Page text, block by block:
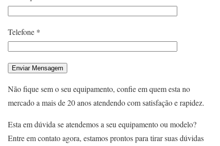
Telefone *
Não fique sem o seu equipamento, confie em quem esta no
mercado a mais de 20 anos atendendo com satisfação e rapidez.
Esta em dúvida se atendemos a seu equipamento ou modelo?
Entre em contato agora, estamos prontos para tirar suas dúvidas